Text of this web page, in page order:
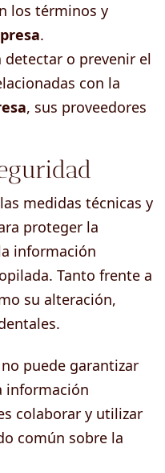
los términos y
.
detectar o prevenir el
con la
, sus proveedores
medidas técnicas y
proteger la
información
Tanto frente a
su alteración,
no puede garantizar
información
colaborar y utilizar
común sobre la